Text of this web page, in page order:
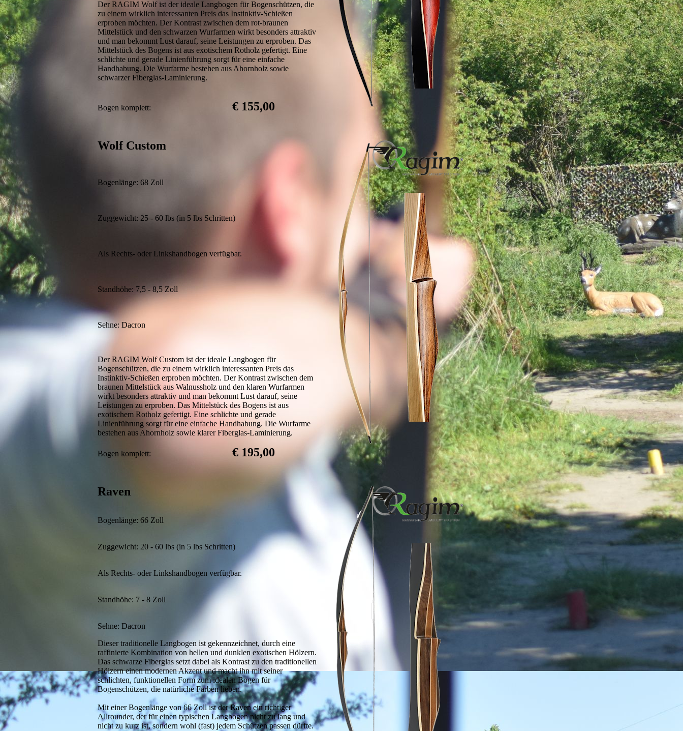
Der RAGIM Wolf ist der ideale Langbogen für Bogenschützen, die
zu einem wirklich interessanten Preis das Instinktiv-Schießen
erproben möchten. Der Kontrast zwischen dem rot-braunen
Mittelstück und den schwarzen Wurfarmen wirkt besonders attraktiv
und man bekommt Lust darauf, seine Leistungen zu erproben. Das
Mittelstück des Bogens ist aus exotischem Rotholz gefertigt. Eine
schlichte und gerade Linienführung sorgt für eine einfache
Handhabung. Die Wurfarme bestehen aus Ahornholz sowie
schwarzer Fiberglas-Laminierung.
Bogen komplett: € 155,00
Wolf Custom
Bogenlänge: 68 Zoll
Zuggewicht: 25 - 60 lbs (in 5 lbs Schritten)
Als Rechts- oder Linkshandbogen verfügbar.
Standhöhe: 7,5 - 8,5 Zoll
Sehne: Dacron
Der RAGIM Wolf Custom ist der ideale Langbogen für
Bogenschützen, die zu einem wirklich interessanten Preis das
Instinktiv-Schießen erproben möchten. Der Kontrast zwischen dem
braunen Mittelstück aus Walnussholz und den klaren Wurfarmen
wirkt besonders attraktiv und man bekommt Lust darauf, seine
Leistungen zu erproben. Das Mittelstück des Bogens ist aus
exotischem Rotholz gefertigt. Eine schlichte und gerade
Linienführung sorgt für eine einfache Handhabung. Die Wurfarme
bestehen aus Ahornholz sowie klarer Fiberglas-Laminierung.
Bogen komplett: € 195,00
Raven
Bogenlänge: 66 Zoll
Zuggewicht: 20 - 60 lbs (in 5 lbs Schritten)
Als Rechts- oder Linkshandbogen verfügbar.
Standhöhe: 7 - 8 Zoll
Sehne: Dacron
Dieser traditionelle Langbogen ist gekennzeichnet, durch eine
raffinierte Kombination von hellen und dunklen exotischen Hölzern.
Das schwarze Fiberglas setzt dabei als Kontrast zu den traditionellen
Hölzern einen modernen Akzent und macht ihn mit seiner
schlichten, funktionellen Form zum idealen Bogen für
Bogenschützen, die natürliche Farben lieben.
Mit einer Bogenlänge von 66 Zoll ist der Raven ein richtiger
Allrounder, der für einen typischen Langbogen nicht zu lang und
nicht zu kurz ist, sondern wohl (fast) jedem Schützen passen dürfte.